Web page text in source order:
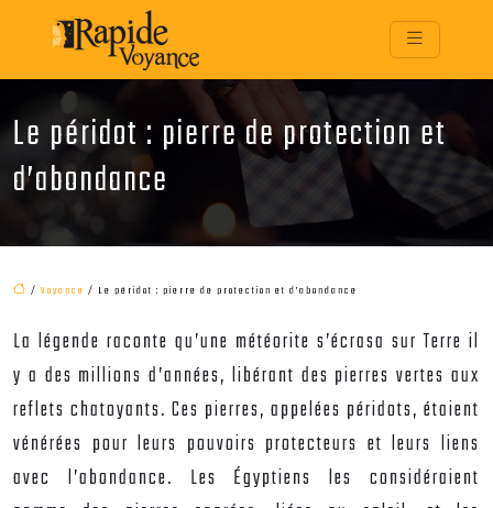
Le péridot : pierre de protection et
d’abondance
/ Voyance / Le péridot : pierre de protection et d’abondance
La légende raconte qu’une météorite s’écrasa sur Terre il
y a des millions d’années, libérant des pierres vertes aux
reflets chatoyants. Ces pierres, appelées péridots, étaient
vénérées pour leurs pouvoirs protecteurs et leurs liens
avec l’abondance. Les Égyptiens les considéraient